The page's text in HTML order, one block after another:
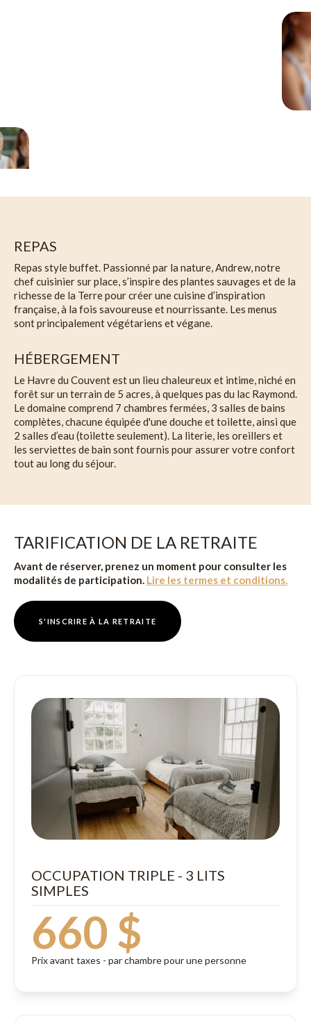
REPAS
Repas style buffet. Passionné par la nature, Andrew, notre
chef cuisinier sur place, s’inspire des plantes sauvages et de la
richesse de la Terre pour créer une cuisine d’inspiration
française, à la fois savoureuse et nourrissante. Les menus
sont principalement végétariens et végane.
HÉBERGEMENT
Le Havre du Couvent est un lieu chaleureux et intime, niché en
forêt sur un terrain de 5 acres, à quelques pas du lac Raymond.
Le domaine comprend 7 chambres fermées, 3 salles de bains
complètes, chacune équipée d'une douche et toilette, ainsi que
2 salles d’eau (toilette seulement). La literie, les oreillers et
les serviettes de bain sont fournis pour assurer votre confort
tout au long du séjour.
TARIFICATION DE LA RETRAITE
Avant de réserver, prenez un moment pour consulter les
modalités de participation. Lire les termes et conditions.
S'INSCRIRE À LA RETRAITE
OCCUPATION TRIPLE - 3 LITS
SIMPLES
660 $
Prix avant taxes - par chambre pour une personne